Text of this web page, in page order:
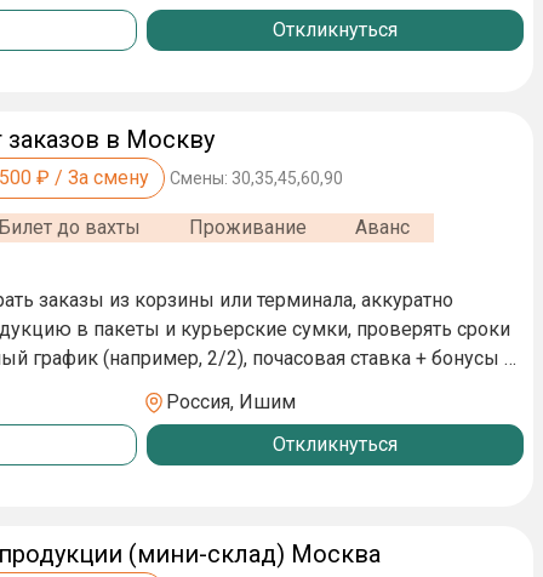
руб. - График работы: полный
долгов 🏆 СОЦИАЛЬНЫЕ
О ВАШЕЙ СЕМЬЕ: БЮДЖЕТНЫЕ МЕСТА В ВУЗах ДЛЯ
ЛЬГОТЫ НА ОБУЧЕНИЕ ДЕТЕЙ В ШКОЛАХ/
– ПРОСТО И БЫСТРО!
Откликнуться
в Москву
₽ / За смену Смены: 30,35,45,60,90
Билет до вахты Проживание
Аванс
заказы из корзины или терминала, аккуратно
в пакеты и курьерские сумки, проверять сроки
график (например, 2/2), почасовая ставка + бонусы за
бесплатная униформа, место работы — локальный
паллет. Работа только внутри помещения.
к деталям, скорость, наличие медкнижки (или
Россия, Ишим
Откликнуться
(мини-склад) Москва